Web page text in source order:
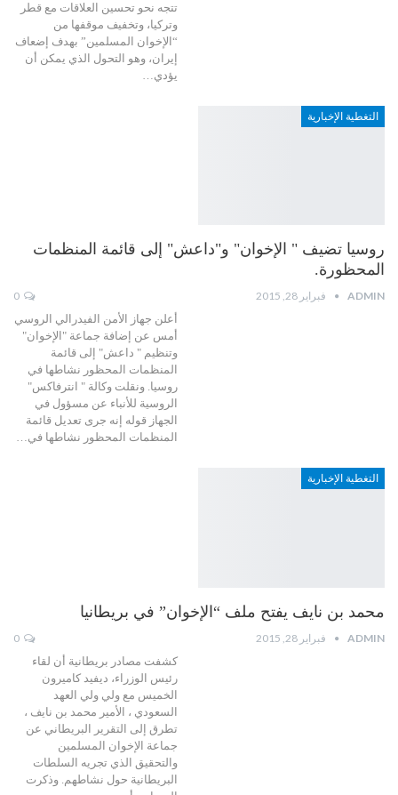
تتجه نحو تحسين العلاقات مع قطر
وتركيا، وتخفيف موقفها من
“الإخوان المسلمين” بهدف إضعاف
إيران، وهو التحول الذي يمكن أن
يؤدي…
التغطية الإخبارية
روسيا تضيف " الإخوان" و"داعش" إلى قائمة المنظمات
المحظورة.
ADMIN فبراير 28, 2015
أعلن جهاز الأمن الفيدرالي الروسي
أمس عن إضافة جماعة "الإخوان"
وتنظيم " داعش" إلى قائمة
المنظمات المحظور نشاطها في
روسيا. ونقلت وكالة " انترفاكس"
الروسية للأنباء عن مسؤول في
الجهاز قوله إنه جرى تعديل قائمة
المنظمات المحظور نشاطها في…
التغطية الإخبارية
محمد بن نايف يفتح ملف “الإخوان” في بريطانيا
ADMIN فبراير 28, 2015
كشفت مصادر بريطانية أن لقاء
رئيس الوزراء، ديفيد كاميرون
الخميس مع ولي ولي العهد
السعودي ، الأمير محمد بن نايف ،
تطرق إلى التقرير البريطاني عن
جماعة الإخوان المسلمين
والتحقيق الذي تجريه السلطات
البريطانية حول نشاطهم. وذكرت